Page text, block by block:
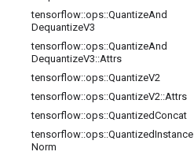
tensorflow::ops::QuantizeAnd
DequantizeV3
tensorflow::ops::QuantizeAnd
DequantizeV3::Attrs
tensorflow::ops::QuantizeV2
tensorflow::ops::QuantizeV2::Attrs
tensorflow::ops::QuantizedConcat
tensorflow::ops::QuantizedInstance
Norm